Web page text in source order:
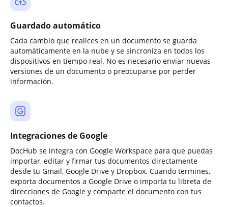
Guardado automático
Cada cambio que realices en un documento se guarda
automáticamente en la nube y se sincroniza en todos los
dispositivos en tiempo real. No es necesario enviar nuevas
versiones de un documento o preocuparse por perder
información.
Integraciones de Google
DocHub se integra con Google Workspace para que puedas
importar, editar y firmar tus documentos directamente
desde tu Gmail, Google Drive y Dropbox. Cuando termines,
exporta documentos a Google Drive o importa tu libreta de
direcciones de Google y comparte el documento con tus
contactos.